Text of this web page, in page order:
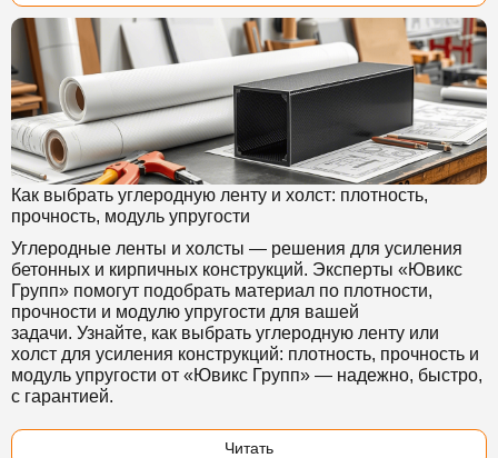
Как выбрать углеродную ленту и холст: плотность,
прочность, модуль упругости
Углеродные ленты и холсты — решения для усиления
бетонных и кирпичных конструкций. Эксперты «Ювикс
Групп» помогут подобрать материал по плотности,
прочности и модулю упругости для вашей
задачи. Узнайте, как выбрать углеродную ленту или
холст для усиления конструкций: плотность, прочность и
модуль упругости от «Ювикс Групп» — надежно, быстро,
с гарантией.
Читать